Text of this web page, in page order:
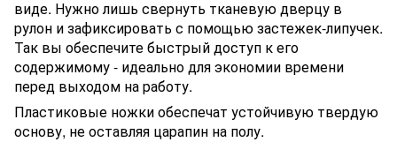
виде. Нужно лишь свернуть тканевую дверцу в
рулон и зафиксировать с помощью застежек-липучек.
Так вы обеспечите быстрый доступ к его
содержимому - идеально для экономии времени
перед выходом на работу.
Пластиковые ножки обеспечат устойчивую твердую
основу, не оставляя царапин на полу.